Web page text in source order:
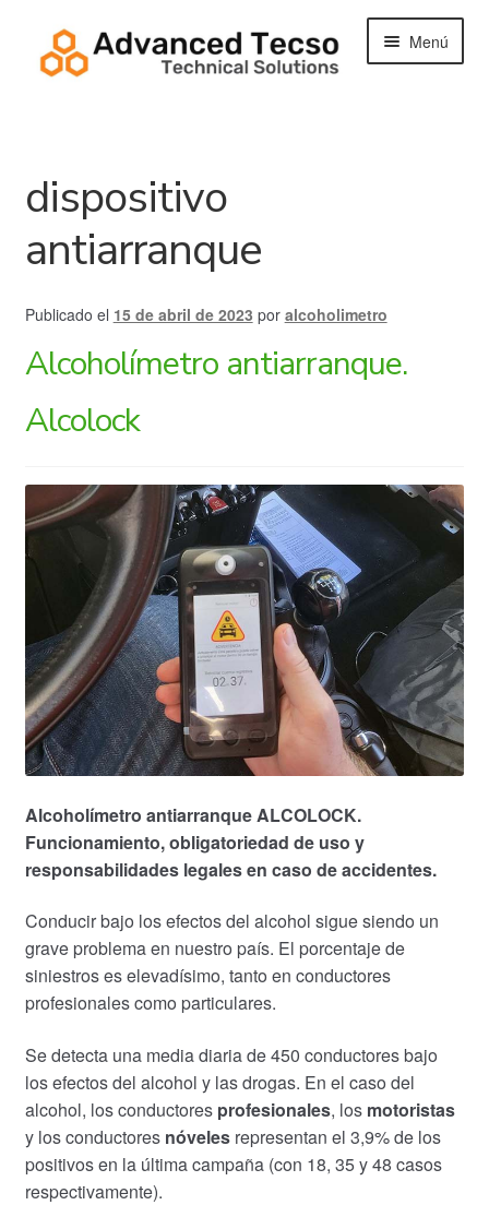
contenido
Menú
Contacto
dispositivo
antiarranque
Publicado el 15 de abril de 2023 por alcoholimetro
Alcoholímetro antiarranque.
Alcolock
Alcoholímetro antiarranque ALCOLOCK.
Funcionamiento, obligatoriedad de uso y
responsabilidades legales en caso de accidentes.
Conducir bajo los efectos del alcohol sigue siendo un
grave problema en nuestro país. El porcentaje de
siniestros es elevadísimo, tanto en conductores
profesionales como particulares.
Se detecta una media diaria de 450 conductores bajo
los efectos del alcohol y las drogas. En el caso del
alcohol, los conductores profesionales, los motoristas
y los conductores nóvelesrepresentan el 3,9% de los
positivos en la última campaña (con 18, 35 y 48 casos
respectivamente).